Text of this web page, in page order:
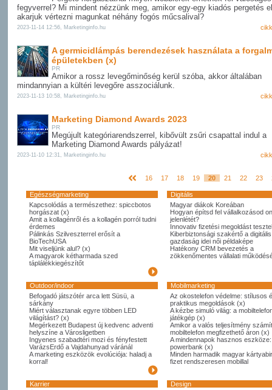
fegyverrel? Mi mindent nézzünk meg, amikor egy-egy kiadós pergetés
akarjuk vértezni magunkat néhány fogós műcsalival?
2023-11-14 12:56, Marketinginfo.hu
A germicidlámpás berendezések használata a
épületekben (x)
PR
Amikor a rossz levegőminőség kerül szóba, akkor általában
mindannyian a kültéri levegőre asszociálunk.
2023-11-13 10:58, Marketinginfo.hu
Marketing Diamond Awards 2023
PR
Megújult kategóriarendszerrel, kibővült zsűri csapattal indul a
Marketing Diamond Awards pályázat!
2023-11-10 12:31, Marketinginfo.hu
16 17 18 19 20 21 22 23
Egészségmarketing
Digitális
Kapcsolódás a természethez: spiccbotos
horgászat (x)
Amit a kollagénről és a kollagén porról tudni
érdemes
Pálinkás Szilveszterrel erősít a
BioTechUSA
Mit viseljünk alul? (x)
A magyarok kétharmada szed
táplálékkiegészítőt
Magyar diákok Koreában
Hogyan építsd fel vállalkozásod
jelenlétét?
Innovativ fizetési megoldást
Kiberbiztonsági szakértő a digitális
gazdaság idei női példaképe
Hatékony CRM bevezetés a
zökkenőmentes vállalati
Outdoor/indoor
Mobilmarketing
Befogadó játszótér arca lett Süsü, a
sárkány
Miért választanak egyre többen LED
világítást? (x)
Megérkezett Budapest új kedvenc adventi
helyszíne a Városligetben
Ingyenes szabadtéri mozi és fényfestett
VarázsErdő a Vajdahunyad váránál
A marketing eszközök evolúciója: haladj a
korral!
Az okostelefon védelme: stílusos
praktikus megoldások (x)
A kézbe simuló világ: a
játékgép (x)
Amikor a valós teljesítmény
mobiltelefon megfizethető áron (x)
A mindennapok hasznos
powerbank (x)
Minden harmadik magyar
fizet rendszeresen mobillal
Karrier
Design